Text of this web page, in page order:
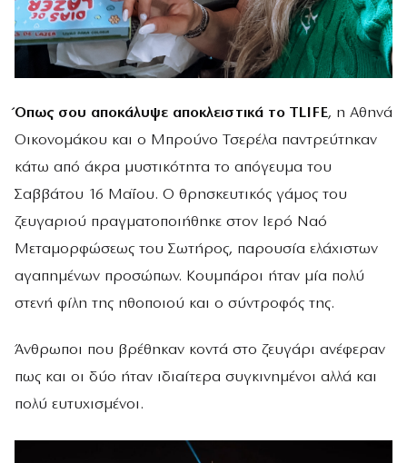
Όπως σου αποκάλυψε αποκλειστικά το TLIFE, η Αθηνά
Οικονομάκου και ο Μπρούνο Τσερέλα παντρεύτηκαν
κάτω από άκρα μυστικότητα το απόγευμα του
Σαββάτου 16 Μαΐου. Ο θρησκευτικός γάμος του
ζευγαριού πραγματοποιήθηκε στον Ιερό Ναό
Μεταμορφώσεως του Σωτήρος, παρουσία ελάχιστων
αγαπημένων προσώπων. Κουμπάροι ήταν μία πολύ
στενή φίλη της ηθοποιού και ο σύντροφός της.
Άνθρωποι που βρέθηκαν κοντά στο ζευγάρι ανέφεραν
πως και οι δύο ήταν ιδιαίτερα συγκινημένοι αλλά και
πολύ ευτυχισμένοι.